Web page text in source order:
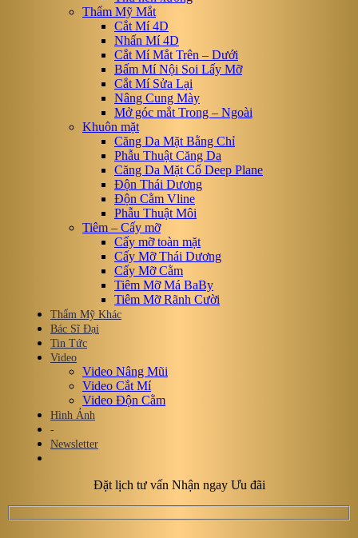
Thẩm Mỹ Mắt
Cắt Mí 4D
Nhấn Mí 4D
Cắt Mí Mắt Trên – Dưới
Bấm Mí Nội Soi Lấy Mỡ
Cắt Mí Sửa Lại
Nâng Cung Mày
Mở góc mắt Trong – Ngoài
Khuôn mặt
Căng Da Mặt Bằng Chỉ
Phẫu Thuật Căng Da
Căng Da Mặt Cổ Deep Plane
Độn Thái Dương
Độn Cằm Vline
Phẫu Thuật Môi
Tiêm – Cấy mỡ
Cấy mỡ toàn mặt
Cấy Mỡ Thái Dương
Cấy Mỡ Cằm
Tiêm Mỡ Má BaBy
Tiêm Mỡ Rãnh Cười
Thẩm Mỹ Khác
Bác Sĩ Đại
Tin Tức
Video
Video Nâng Mũi
Video Cắt Mí
Video Độn Cằm
Hình Ảnh
-
Newsletter
Đặt lịch tư vấn Nhận ngay Ưu đãi